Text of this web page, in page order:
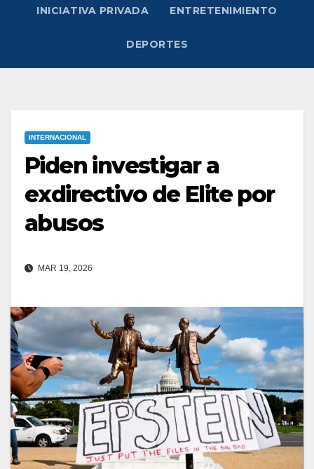
INICIATIVA PRIVADA ENTRETENIMIENTO
DEPORTES
INTERNACIONAL
Piden investigar a
exdirectivo de Elite por
abusos
MAR 19, 2026